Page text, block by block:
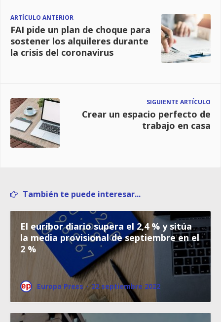
ARTÍCULO ANTERIOR
FAI pide un plan de choque para
sostener los alquileres durante
la crisis del coronavirus
SIGUIENTE ARTÍCULO
Crear un espacio perfecto de
trabajo en casa
También te puede interesar...
El euríbor diario supera el 2,4 % y sitúa
la media provisional de septiembre en el
2 %
Europa Press · 22 septiembre 2022